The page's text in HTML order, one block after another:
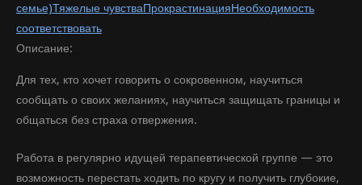
семье)Тяжелые чувстваПрокрастинацияНеобходимость
соответствовать
Описание:
Для тех, кто хочет говорить о сокровенном, научиться
сообщать о своих желаниях, научиться защищать границы и
общаться без страха отвержения.
Работа в регулярно идущей терапевтической группе — это
возможность перестать ходить по кругу и получить глубокие,